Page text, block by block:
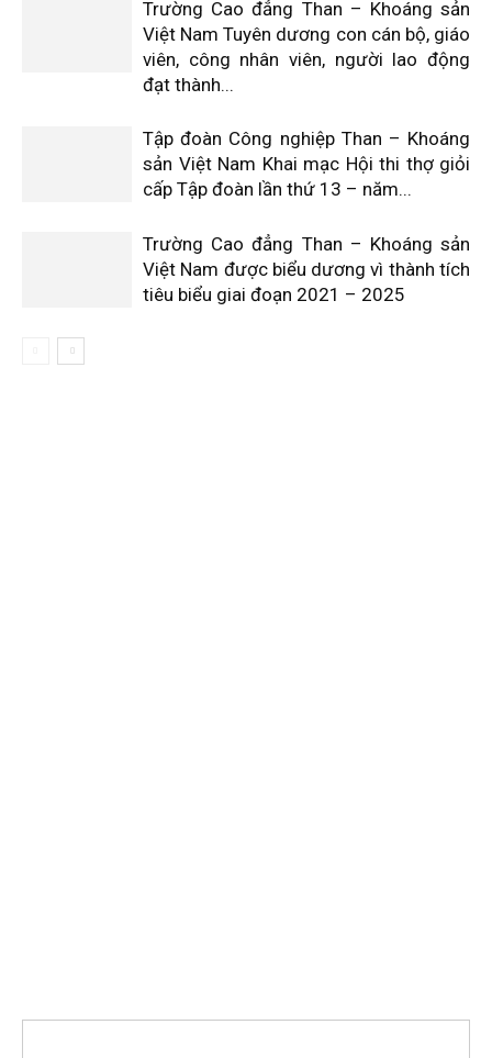
Trường Cao đẳng Than – Khoáng sản
Việt Nam Tuyên dương con cán bộ, giáo
viên, công nhân viên, người lao động
đạt thành...
Tập đoàn Công nghiệp Than – Khoáng
sản Việt Nam Khai mạc Hội thi thợ giỏi
cấp Tập đoàn lần thứ 13 – năm...
Trường Cao đẳng Than – Khoáng sản
Việt Nam được biểu dương vì thành tích
tiêu biểu giai đoạn 2021 – 2025